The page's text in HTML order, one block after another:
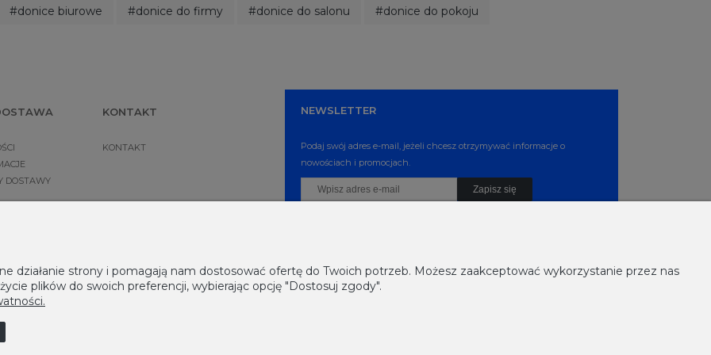
#donice biurowe #donice do firmy #donice do salonu
#donice do pokoju
DOSTAWY
KONTAKT
KONTAKT
NEWSLETTER
Podaj swój adres e-mail, jeżeli chcesz otrzymywać informacje o
nowościach i promocjach.
Zapisz się
działanie strony i pomagają nam dostosować ofertę do Twoich potrzeb. Możesz zaakceptować wykorzystanie przez nas
plików do swoich preferencji, wybierając opcję "Dostosuj zgody".